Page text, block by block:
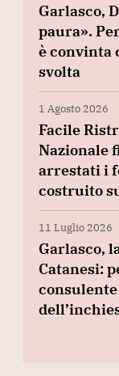
Garlasco,
paura».
è convinta
svolta
1 Agosto 2026
Facile
Nazionale
arrestati i
costruito
11 Luglio 2026
Garlasco,
Catanesi: